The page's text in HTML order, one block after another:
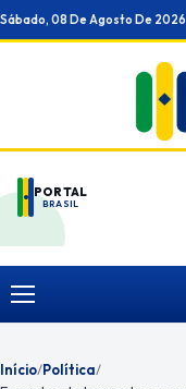
Ir
para
Sábado, 08 De Agosto De 2026
PORTAL
BRASIL
Menu
Início/Política/